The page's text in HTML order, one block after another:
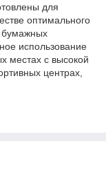
для
оптимального
бумажных
использование
местах с высокой
центрах,